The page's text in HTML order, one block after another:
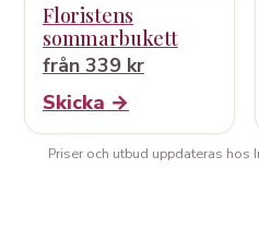
Floristens
sommarbukett
från 339 kr
Skicka →
Priser och utbud uppdateras hos